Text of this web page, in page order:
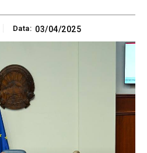
Data: 03/04/2025